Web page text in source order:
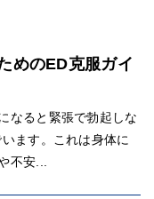
めのED克服ガイ
なると緊張で勃起しな
ます。これは身体に
不安...